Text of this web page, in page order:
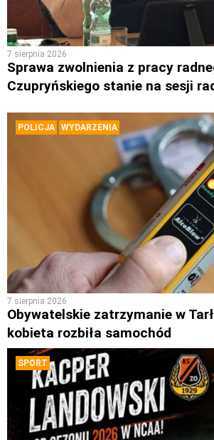
7 sierpnia 2026
Sprawa zwolnienia z pracy
Czupryńskiego stanie na sesji
POLICJA WYDARZENIA
7 sierpnia 2026
Obywatelskie zatrzymanie w
kobieta rozbiła samochód
SPORT